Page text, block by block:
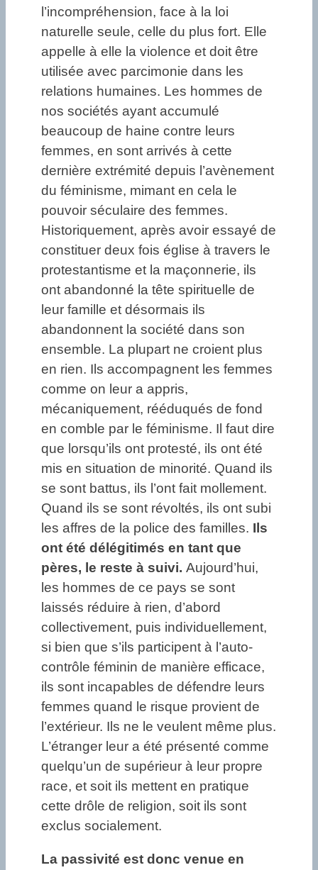
l’incompréhension, face à la loi
naturelle seule, celle du plus fort. Elle
appelle à elle la violence et doit être
utilisée avec parcimonie dans les
relations humaines. Les hommes de
nos sociétés ayant accumulé
beaucoup de haine contre leurs
femmes, en sont arrivés à cette
dernière extrémité depuis l’avènement
du féminisme, mimant en cela le
pouvoir séculaire des femmes.
Historiquement, après avoir essayé de
constituer deux fois église à travers le
protestantisme et la maçonnerie, ils
ont abandonné la tête spirituelle de
leur famille et désormais ils
abandonnent la société dans son
ensemble. La plupart ne croient plus
en rien. Ils accompagnent les femmes
comme on leur a appris,
mécaniquement, rééduqués de fond
en comble par le féminisme. Il faut dire
que lorsqu’ils ont protesté, ils ont été
mis en situation de minorité. Quand ils
se sont battus, ils l’ont fait mollement.
Quand ils se sont révoltés, ils ont subi
les affres de la police des familles. Ils
ont été délégitimés en tant que
pères, le reste à suivi. Aujourd’hui,
les hommes de ce pays se sont
laissés réduire à rien, d’abord
collectivement, puis individuellement,
si bien que s’ils participent à l’auto-
contrôle féminin de manière efficace,
ils sont incapables de défendre leurs
femmes quand le risque provient de
l’extérieur. Ils ne le veulent même plus.
L’étranger leur a été présenté comme
quelqu’un de supérieur à leur propre
race, et soit ils mettent en pratique
cette drôle de religion, soit ils sont
exclus socialement.
La passivité est donc venue en